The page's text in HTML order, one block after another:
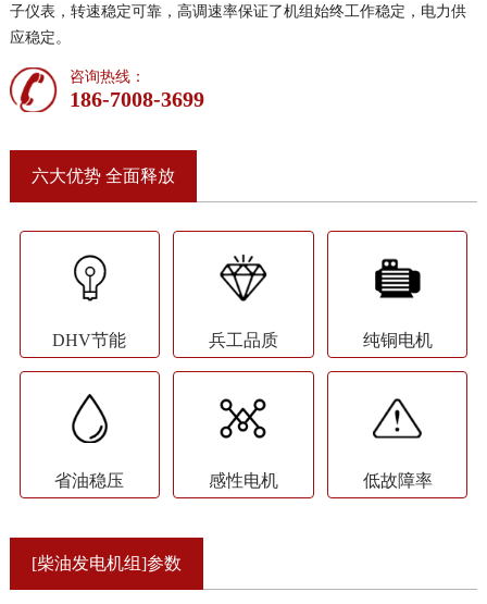
子仪表，转速稳定可靠，高调速率保证了机组始终工作稳定，电力供
应稳定。
咨询热线：
186-7008-3699
六大优势 全面释放
DHV节能 兵工品质 纯铜电机
省油稳压 感性电机 低故障率
[柴油发电机组]参数